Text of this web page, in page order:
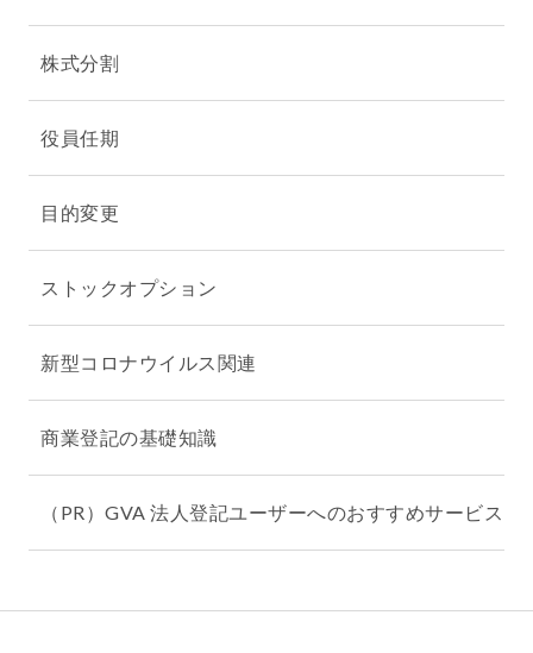
株式分割
役員任期
目的変更
ストックオプション
新型コロナウイルス関連
商業登記の基礎知識
（PR）GVA 法人登記ユーザーへのおすすめサービス